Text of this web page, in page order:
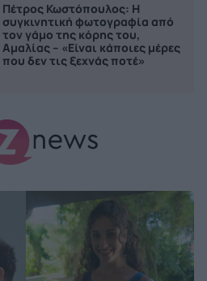
Πέτρος Κωστόπουλος: Η
συγκινητική φωτογραφία από
τον γάμο της κόρης του,
Αμαλίας – «Είναι κάποιες μέρες
που δεν τις ξεχνάς ποτέ»